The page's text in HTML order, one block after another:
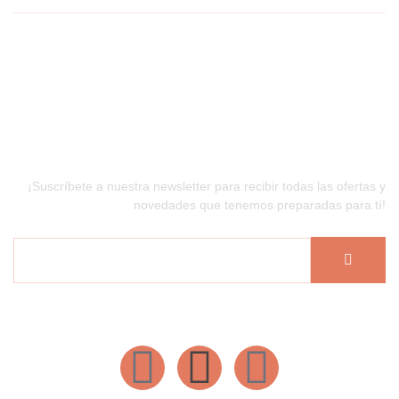
¡Suscríbete a nuestra newsletter para recibir todas las ofertas y
novedades que tenemos preparadas para tí!